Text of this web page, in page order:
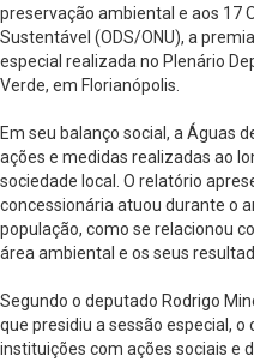
preservação ambiental e aos 17
Sustentável (ODS/ONU), a
especial realizada no Plenário
Verde, em Florianópolis.
Em seu balanço social, a Águas
ações e medidas realizadas ao
sociedade local. O relatório
concessionária atuou durante o
população, como se relacionou
área ambiental e os seus
Segundo o deputado Rodrigo
que presidiu a sessão especial,
instituições com ações sociais e